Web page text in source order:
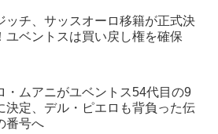
ッチ、サッスオーロ移籍が正式決
ユベントスは買い戻し権を確保
・ムアニがユベントス54代目の9
決定、デル・ピエロも背負った伝
番号へ